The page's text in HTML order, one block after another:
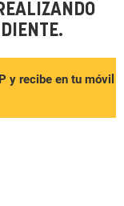
y recibe en tu móvil